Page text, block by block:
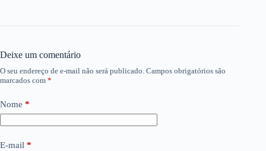
Deixe um comentário
O seu endereço de e-mail não será publicado. Campos obrigatórios são
marcados com *
Nome *
E-mail *